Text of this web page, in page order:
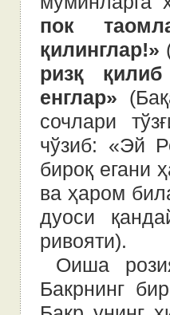
пок
қилинглар!»
ризқ
енглар»
сочлари
чўзиб: «Эй
бироқ егани
ва ҳаром
дуоси
ривояти).
Оиша
Бакрнинг